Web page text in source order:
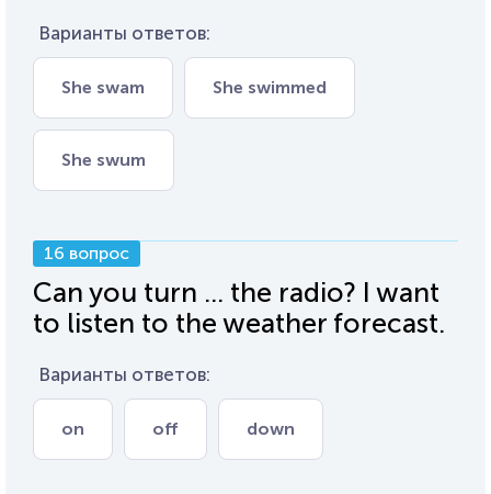
Варианты ответов:
She swam She swimmed
She swum
16 вопрос
Can you turn ... the radio? I want
to listen to the weather forecast.
Варианты ответов:
on off down